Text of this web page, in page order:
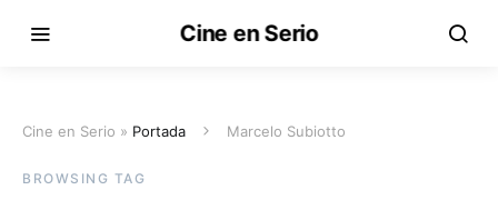
Cine en Serio
Cine en Serio » Portada Marcelo Subiotto
BROWSING TAG